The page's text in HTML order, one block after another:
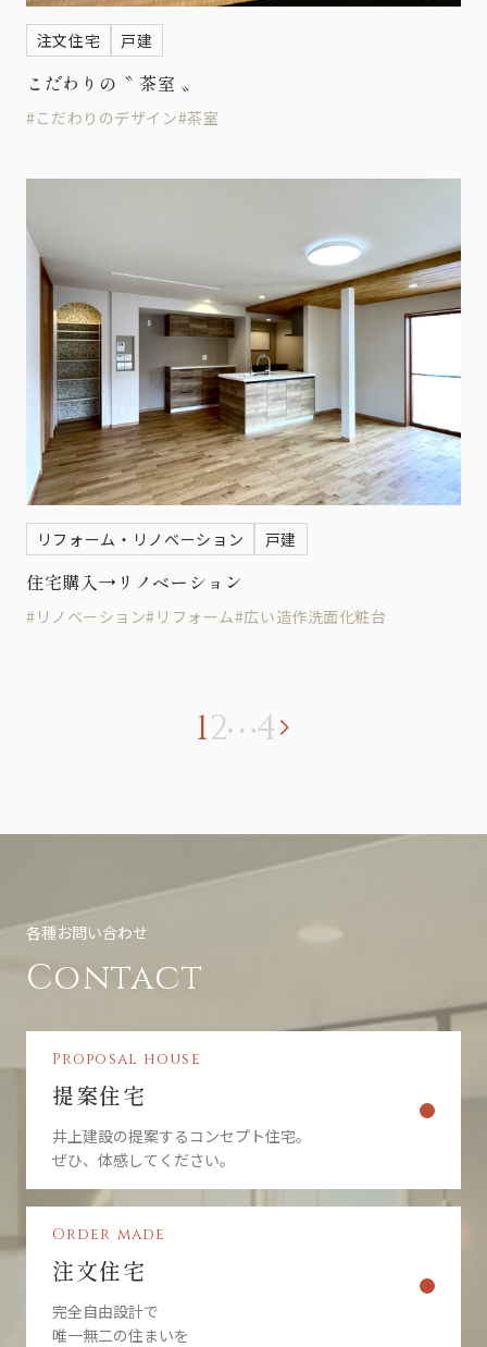
注文住宅 戸建
こだわりの〝 茶室 〟
#こだわりのデザイン#茶室
リフォーム・リノベーション 戸建
住宅購入→リノベーション
#リノベーション#リフォーム#広い造作洗面化粧台
12 4
各種お問い合わせ
Contact
Proposal house
提案住宅
井上建設の提案するコンセプト住宅。
ぜひ、体感してください。
Order made
注文住宅
完全自由設計で
唯一無二の住まいを